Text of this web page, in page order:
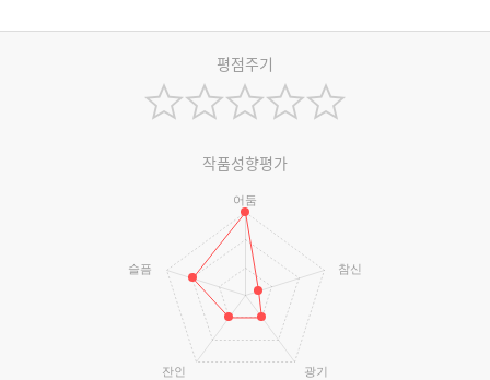
평점주기
작품성향평가
어둠
참신
광기
잔인
슬픔